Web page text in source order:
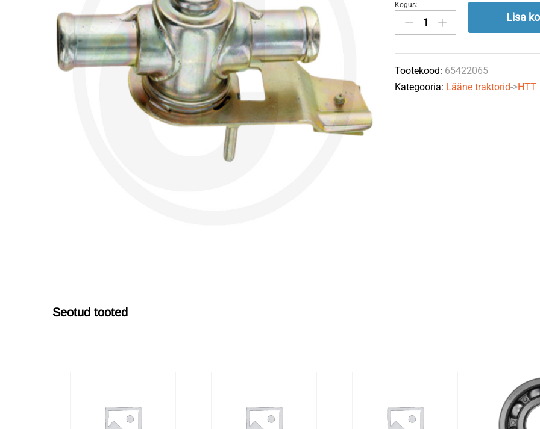
Soojenduse
kraan
Kogus:
Lisa
Tootekood: 65422065
Kategooria: Lääne traktorid->HTT
Seotud tooted